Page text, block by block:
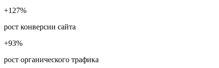
+127%
рост конверсии сайта
+93%
рост органического трафика